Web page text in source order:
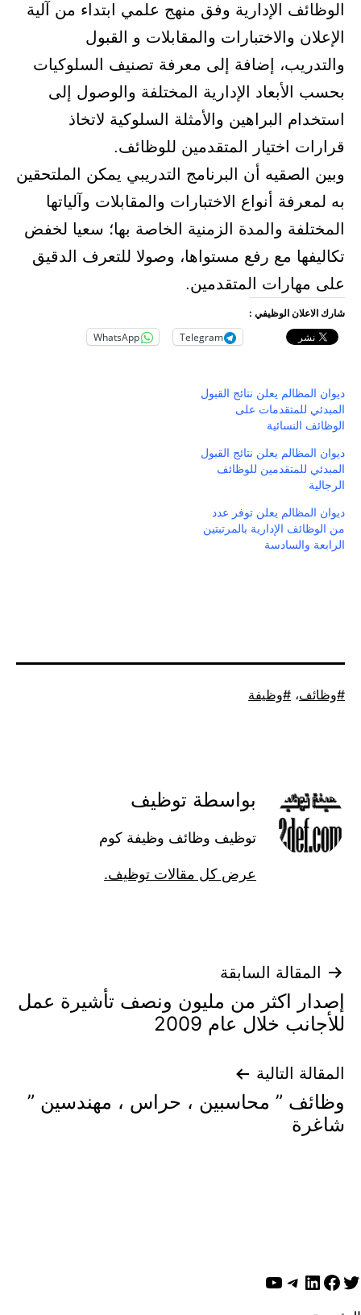
الوظائف الإدارية وفق منهج علمي ابتداء من آلية
الإعلان والاختبارات والمقابلات و القبول
والتدريب، إضافة إلى معرفة تصنيف السلوكيات
بحسب الأبعاد الإدارية المختلفة والوصول إلى
استخدام البراهين والأمثلة السلوكية لاتخاذ
قرارات اختيار المتقدمين للوظائف.
وبين الصقيه أن البرنامج التدريبي يمكن الملتحقين
به لمعرفة أنواع الاختبارات والمقابلات وآلياتها
المختلفة والمدة الزمنية الخاصة بها؛ سعيا لخفض
تكاليفها مع رفع مستواها، وصولا للتعرف الدقيق
على مهارات المتقدمين.
شارك الاعلان الوظيفي :
Telegram
WhatsApp
ديوان المظالم يعلن نتائج القبول
المبدئي للمتقدمات على
الوظائف النسائية
ديوان المظالم يعلن نتائج القبول
المبدئي للمتقدمين للوظائف
الرجالية
ديوان المظالم يعلن توفر عدد
من الوظائف الإدارية بالمرتبتين
الرابعة والسادسة
موسوم
وظائف، وظيفة
بواسطة توظيف
توظيف وظائف وظيفة كوم
عرض كل مقالات توظيف.
تصفّح
المقالات
المقالة السابقة
إصدار اكثر من مليون ونصف تأشيرة عمل
للأجانب خلال عام 2009
المقالة التالية
وظائف ” محاسبين ، حراس ، مهندسين ”
شاغرة
تويترفيسبوك
لينكد إن تيليجرام
يوتيوب